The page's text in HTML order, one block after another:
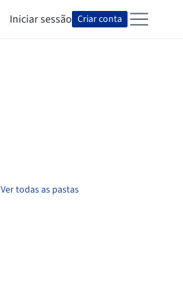
Iniciar sessão Criar conta
Ver todas as pastas